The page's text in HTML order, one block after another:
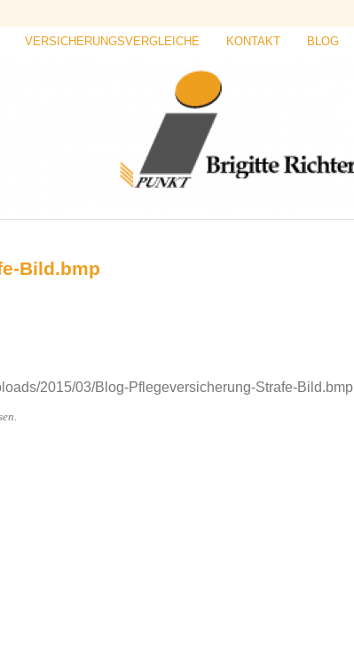
VERSICHERUNGSVERGLEICHE KONTAKT BLOG
Bild.bmp
2015/03/Blog-Pflegeversicherung-Strafe-Bild.bmp